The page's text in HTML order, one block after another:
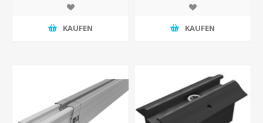
KAUFEN KAUFEN